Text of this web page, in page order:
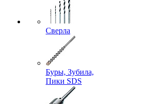
Сверла
Буры, Зубила,
Пики SDS